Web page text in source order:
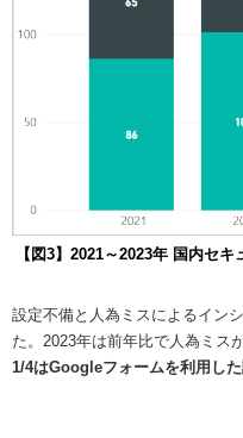
【図3】2021～2023年 国内セ
設定不備と人為ミスによるイン
た。2023年は前年比で人為ミス
1/4はGoogleフォームを利用し